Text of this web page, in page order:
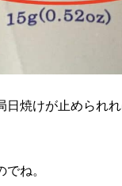
日焼けが止められ
ね。